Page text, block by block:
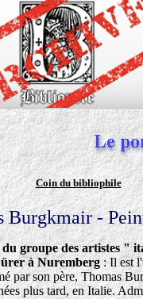
Coin du bibliophile
Burgkmair -
groupe des artistes "
à Nuremberg: Il est
par son père, Thomas
plus tard, en Italie.